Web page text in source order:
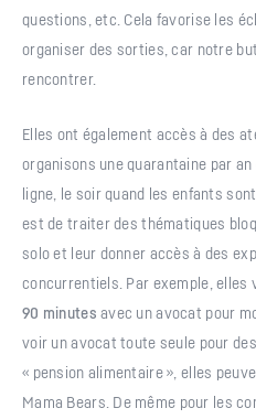
questions, etc. Cela favorise les
organiser des sorties, car notre
rencontrer.
Elles ont également accès à des
organisons une quarantaine par
ligne, le soir quand les enfants
est de traiter des thématiques
solo et leur donner accès à des
concurrentiels. Par exemple, elles
90 minutes avec un avocat pour
voir un avocat toute seule pour
« pension alimentaire », elles
Mama Bears. De même pour les